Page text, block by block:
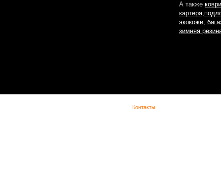
А также
картера,
экокожи,
зимняя
Контакты